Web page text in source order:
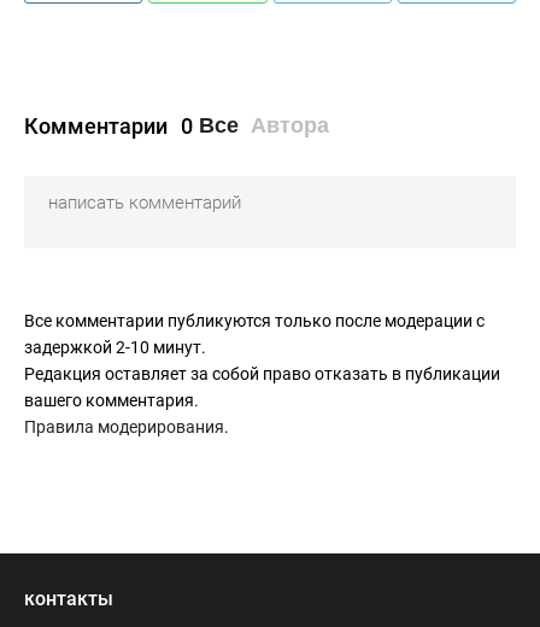
Комментарии 0 Все Автора
Все комментарии публикуются только после модерации с
задержкой 2-10 минут.
Редакция оставляет за собой право отказать в публикации
вашего комментария.
Правила модерирования.
контакты